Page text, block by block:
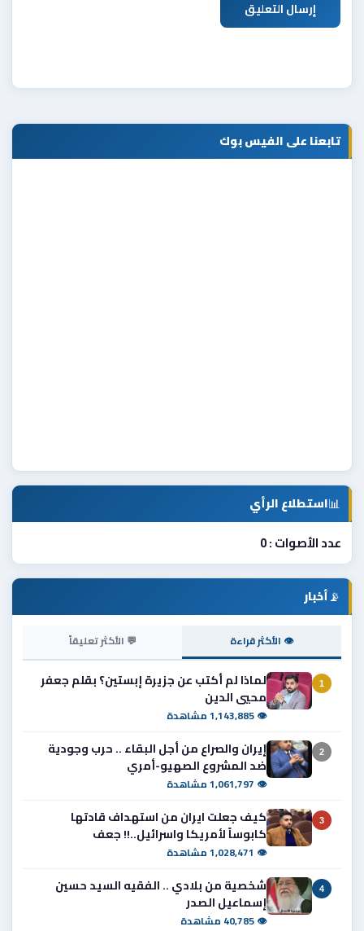
إرسال التعليق
تابعنا على الفيس بوك
📊استطلاع الرأي
عدد الأصوات : 0
📡أخبار
👁 الأكثر قراءة 💬 الأكثر تعليقاً
1
لماذا لم أكتب عن جزيرة إبستين؟ بقلم جعفر
محيي الدين
👁 1,143,885 مشاهدة
2
إيران والصراع من أجل البقاء .. حرب وجودية
ضد المشروع الصهيو-أمري
👁 1,061,797 مشاهدة
3
كيف جعلت ايران من استهداف قادتها
كابوساً لأمريكا واسرائيل..!! جعف
👁 1,028,471 مشاهدة
4
شخصية من بلادي .. الفقيه السيد حسين
إسماعيل الصدر
👁 40,785 مشاهدة